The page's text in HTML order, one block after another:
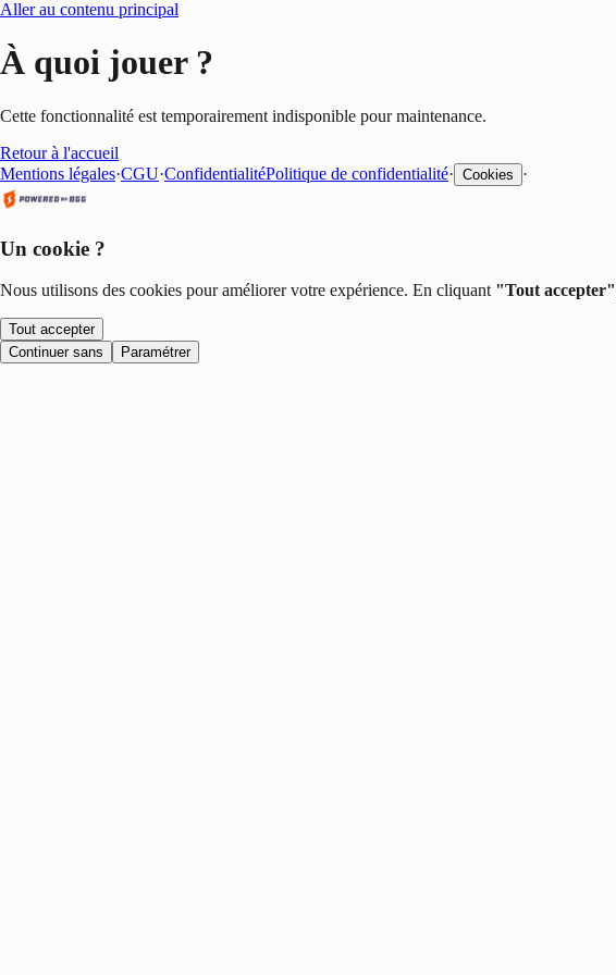
Aller au contenu principal
À quoi jouer ?
Cette fonctionnalité est temporairement indisponible pour maintenance.
Retour à l'accueil
Mentions légales·CGU·ConfidentialitéPolitique de confidentialité· Cookies ·
Un cookie ?
Nous utilisons des cookies pour améliorer votre expérience. En cliquant "Tout accepter"
Tout accepter
Continuer sans
Paramétrer